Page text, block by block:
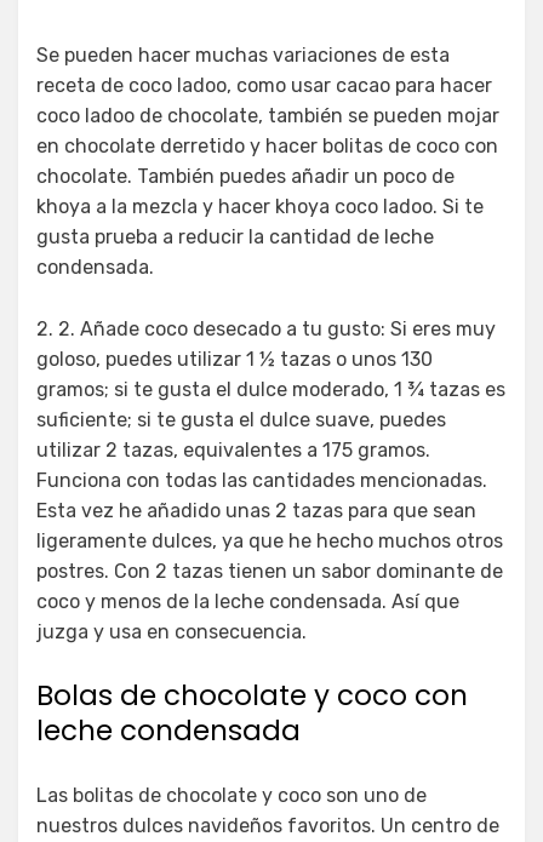
Se pueden hacer muchas variaciones de esta
receta de coco ladoo, como usar cacao para hacer
coco ladoo de chocolate, también se pueden mojar
en chocolate derretido y hacer bolitas de coco con
chocolate. También puedes añadir un poco de
khoya a la mezcla y hacer khoya coco ladoo. Si te
gusta prueba a reducir la cantidad de leche
condensada.
2. 2. Añade coco desecado a tu gusto: Si eres muy
goloso, puedes utilizar 1 ½ tazas o unos 130
gramos; si te gusta el dulce moderado, 1 ¾ tazas es
suficiente; si te gusta el dulce suave, puedes
utilizar 2 tazas, equivalentes a 175 gramos.
Funciona con todas las cantidades mencionadas.
Esta vez he añadido unas 2 tazas para que sean
ligeramente dulces, ya que he hecho muchos otros
postres. Con 2 tazas tienen un sabor dominante de
coco y menos de la leche condensada. Así que
juzga y usa en consecuencia.
Bolas de chocolate y coco con
leche condensada
Las bolitas de chocolate y coco son uno de
nuestros dulces navideños favoritos. Un centro de